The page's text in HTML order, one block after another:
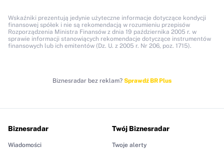
Wskaźniki prezentują jedynie użyteczne informacje dotyczące kondycji
finansowej spółek i nie są rekomendacją w rozumieniu przepisów
Rozporządzenia Ministra Finansów z dnia 19 października 2005 r. w
sprawie informacji stanowiących rekomendacje dotyczące instrumentów
finansowych lub ich emitentów (Dz. U. z 2005 r. Nr 206, poz. 1715).
Biznesradar bez reklam? Sprawdź BR Plus
Biznesradar
Wiadomości
Twój Biznesradar
Twoje alerty